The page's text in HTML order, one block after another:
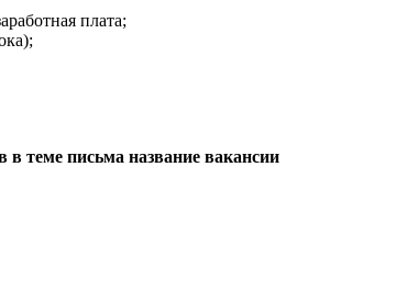
плата;
в теме письма название вакансии